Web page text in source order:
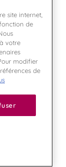
site internet,
de
votre
modifier
de